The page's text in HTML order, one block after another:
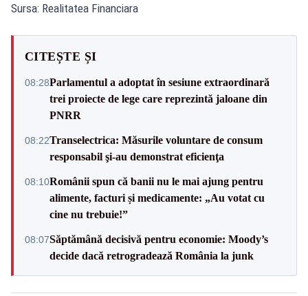
Sursa: Realitatea Financiara
CITEȘTE ȘI
08:28Parlamentul a adoptat în sesiune extraordinară
trei proiecte de lege care reprezintă jaloane din
PNRR
08:22Transelectrica: Măsurile voluntare de consum
responsabil şi-au demonstrat eficienţa
08:10Românii spun că banii nu le mai ajung pentru
alimente, facturi și medicamente: „Au votat cu
cine nu trebuie!”
08:07Săptămână decisivă pentru economie: Moody’s
decide dacă retrogradează România la junk